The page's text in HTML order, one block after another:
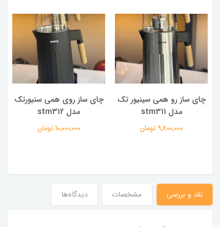
چای ساز رو همی سینیور تک
مدل stm311
9,800,000 تومان
چای ساز روی همی سنیورتک
مدل stm312
10,000,000 تومان
نقد و بررسی مشخصات دیدگاه‌ها